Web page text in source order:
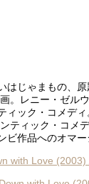
はじゃまもの、
。レニー・ゼル
ィック・コメディ
ティック・コメ
ビ作品へのオマー
with Love (2003)